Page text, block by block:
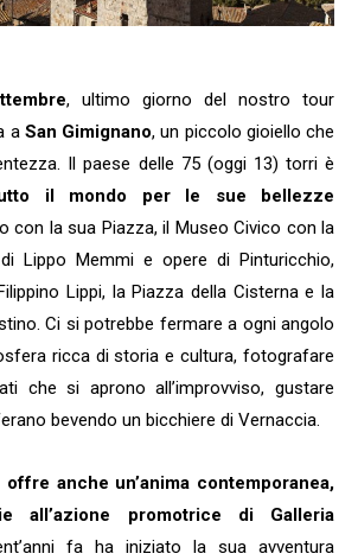
, ultimo giorno del nostro tour
a San Gimignano, un piccolo gioiello che
Il paese delle 75 (oggi 13) torri è
il mondo per le sue bellezze
con la sua Piazza, il Museo Civico con la
Lippo Memmi e opere di Pinturicchio,
Lippi, la Piazza della Cisterna e la
Ci si potrebbe fermare a ogni angolo
ricca di storia e cultura, fotografare
che si aprono all’improvviso, gustare
bevendo un bicchiere di Vernaccia.
offre anche un’anima contemporanea,
all’azione promotrice di Galleria
fa ha iniziato la sua avventura